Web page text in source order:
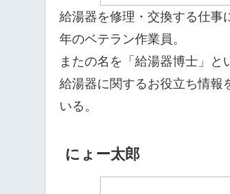
給湯器を修理・交換する仕事
年のベテラン作業員。
またの名を「給湯器博士」と
給湯器に関するお役立ち情報
いる。
にょー太郎